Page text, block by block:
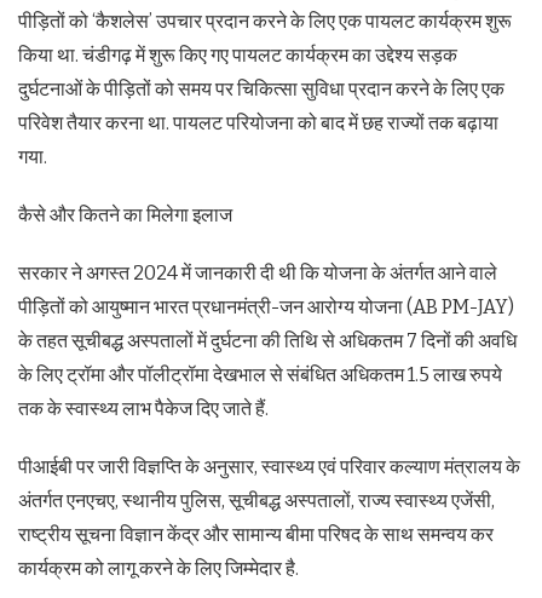
पीड़ितों को ‘कैशलेस’ उपचार प्रदान करने के लिए एक पायलट कार्यक्रम शुरू
किया था. चंडीगढ़ में शुरू किए गए पायलट कार्यक्रम का उद्देश्य सड़क
दुर्घटनाओं के पीड़ितों को समय पर चिकित्सा सुविधा प्रदान करने के लिए एक
परिवेश तैयार करना था. पायलट परियोजना को बाद में छह राज्यों तक बढ़ाया
गया.
कैसे और कितने का मिलेगा इलाज
सरकार ने अगस्त 2024 में जानकारी दी थी कि योजना के अंतर्गत आने वाले
पीड़ितों को आयुष्मान भारत प्रधानमंत्री-जन आरोग्य योजना (AB PM-JAY)
के तहत सूचीबद्ध अस्पतालों में दुर्घटना की तिथि से अधिकतम 7 दिनों की अवधि
के लिए ट्रॉमा और पॉलीट्रॉमा देखभाल से संबंधित अधिकतम 1.5 लाख रुपये
तक के स्वास्थ्य लाभ पैकेज दिए जाते हैं.
पीआईबी पर जारी विज्ञप्ति के अनुसार, स्वास्थ्य एवं परिवार कल्याण मंत्रालय के
अंतर्गत एनएचए, स्थानीय पुलिस, सूचीबद्ध अस्पतालों, राज्य स्वास्थ्य एजेंसी,
राष्ट्रीय सूचना विज्ञान केंद्र और सामान्य बीमा परिषद के साथ समन्वय कर
कार्यक्रम को लागू करने के लिए जिम्मेदार है.